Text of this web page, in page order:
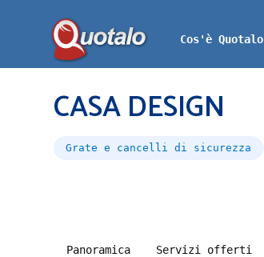
Cos'è Quotalo
CASA DESIGN
Grate e cancelli di sicurezza
Panoramica Servizi offerti